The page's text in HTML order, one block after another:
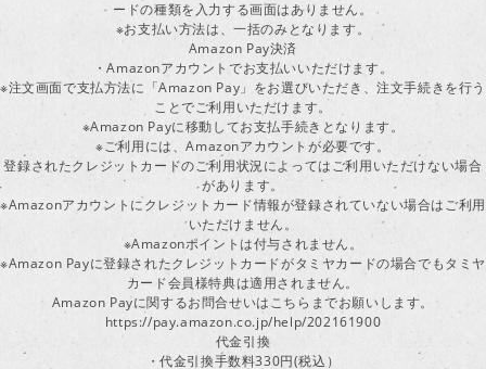
ードの種類を入力する画面はありません。
※お支払い方法は、一括のみとなります。
Amazon Pay決済
・Amazonアカウントでお支払いいただけます。
※注文画面で支払方法に「Amazon Pay」をお選びいただき、注文手続きを行う
ことでご利用いただけます。
※Amazon Payに移動してお支払手続きとなります。
※ご利用には、Amazonアカウントが必要です。
登録されたクレジットカードのご利用状況によってはご利用いただけない場合
があります。
※Amazonアカウントにクレジットカード情報が登録されていない場合はご利用
いただけません。
※Amazonポイントは付与されません。
※Amazon Payに登録されたクレジットカードがタミヤカードの場合でもタミヤ
カード会員様特典は適用されません。
Amazon Payに関するお問合せいはこちらまでお願いします。
https://pay.amazon.co.jp/help/202161900
代金引換
・代金引換手数料330円(税込）